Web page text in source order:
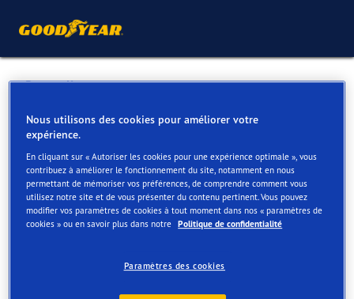
Retour liste
JACQUES AUTO
Services disponibles en ligne et en magasin
Contact Services Avis
Nous utilisons des cookies pour améliorer votre
expérience.
En cliquant sur « Autoriser les cookies pour une expérience optimale », vous
contribuez à améliorer le fonctionnement du site, notamment en nous
permettant de mémoriser vos préférences, de comprendre comment vous
utilisez notre site et de vous présenter du contenu pertinent. Vous pouvez
modifier vos paramètres de cookies à tout moment dans nos « paramètres de
cookies » ou en savoir plus dans notre Politique de confidentialité
Paramètres des cookies